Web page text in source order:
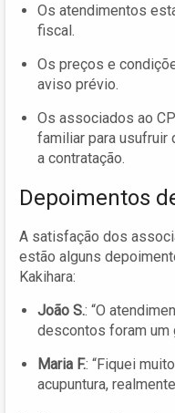
Os atendimentos
fiscal.
Os preços e
aviso prévio.
Os associados ao
familiar para usufruir
a contratação.
Depoimentos
A satisfação dos
estão alguns
Kakihara:
João S.: “O
descontos foram um
Maria F.: “Fiquei
acupuntura,